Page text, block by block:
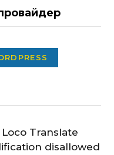
Translate
disallowed